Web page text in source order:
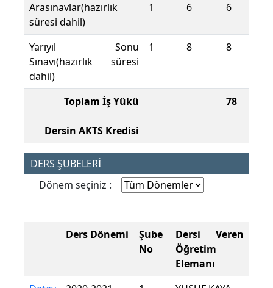
Arasınavlar(hazırlık
süresi dahil)
1 6 6
Yarıyıl Sonu
Sınavı(hazırlık süresi
dahil)
1 8 8
Toplam İş Yükü
Dersin AKTS Kredisi
78
DERS ŞUBELERİ
Dönem seçiniz :
Ders Dönemi
Şube
No
Dersi Veren
Öğretim
Elemanı